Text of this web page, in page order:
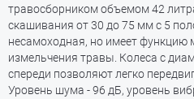
травосборником объемом 42
скашивания от 30 до 75 мм с 5
несамоходная, но имеет функцию
измельчения травы. Колеса с
спереди позволяют легко
Уровень шума - 96 дБ, уровень